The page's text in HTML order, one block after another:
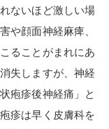
ないほど激しい場
や顔面神経麻痺、
ることがまれにあ
失しますが、神経
疱疹後神経痛」と
疹は早く皮膚科を